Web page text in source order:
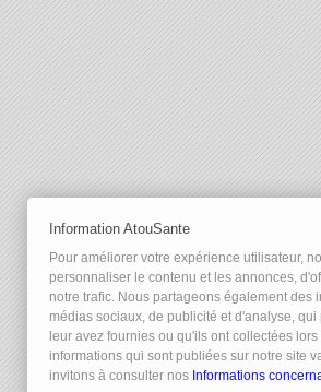
Information AtouSante
Pour améliorer votre expérience utilisateur,
personnaliser le contenu et les annonces,
notre trafic. Nous partageons également
médias sociaux, de publicité et d'analyse,
leur avez fournies ou qu'ils ont collectées
informations qui sont publiées sur notre site
invitons à consulter nos Informations